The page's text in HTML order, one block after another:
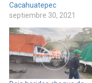
Cacahuatepec
septiembre 30, 2021